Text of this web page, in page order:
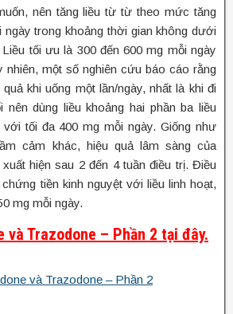
nên tăng liều từ từ theo mức tăng
ngày trong khoảng thời gian không dưới
tối ưu là 300 đến 600 mg mỗi ngày
nhiên, một số nghiên cứu báo cáo rằng
khi uống một lần/ngày, nhất là khi đi
dùng liều khoảng hai phần ba liều
tối đa 400 mg mỗi ngày. Giống như
cảm khác, hiệu quả lâm sàng của
hiện sau 2 đến 4 tuần điều trị. Điều
tiền kinh nguyệt với liều linh hoạt,
mg mỗi ngày.
và Trazodone – Phần 2 tại đây.
và Trazodone – Phần 2